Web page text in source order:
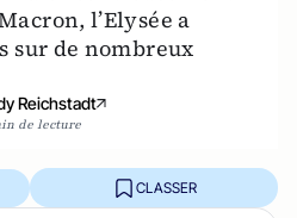
l’Elysée a
sur de nombreux
Reichstadt
de lecture
CLASSER